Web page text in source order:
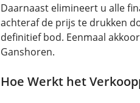
Daarnaast elimineert u alle
achteraf de prijs te drukken
definitief bod. Eenmaal
Ganshoren.
Hoe Werkt het